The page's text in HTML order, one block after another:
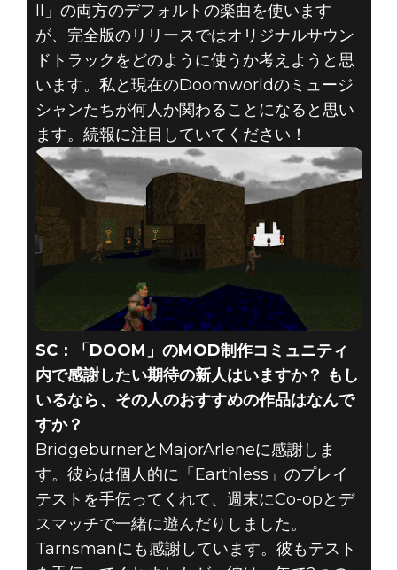
II」の両方のデフォルトの楽曲を使います
が、完全版のリリースではオリジナルサウン
ドトラックをどのように使うか考えようと思
います。私と現在のDoomworldのミュージ
シャンたちが何人か関わることになると思い
ます。続報に注目していてください！
SC：「DOOM」のMOD制作コミュニティ
内で感謝したい期待の新人はいますか？ もし
いるなら、その人のおすすめの作品はなんで
すか？
BridgeburnerとMajorArleneに感謝しま
す。彼らは個人的に「Earthless」のプレイ
テストを手伝ってくれて、週末にCo-opとデ
スマッチで一緒に遊んだりしました。
Tarnsmanにも感謝しています。彼もテスト